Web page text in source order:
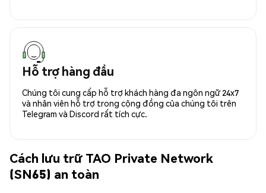
Hỗ trợ hàng đầu
Chúng tôi cung cấp hỗ trợ khách hàng đa ngôn ngữ 24x7
và nhân viên hỗ trợ trong cộng đồng của chúng tôi trên
Telegram và Discord rất tích cực.
Cách lưu trữ TAO Private Network
(SN65) an toàn